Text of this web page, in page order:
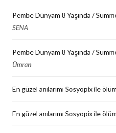
Pembe Dünyam 8 Yaşında /
SENA
Pembe Dünyam 8 Yaşında /
Ümran
En güzel anılarımı Sosyopix ile
En güzel anılarımı Sosyopix ile